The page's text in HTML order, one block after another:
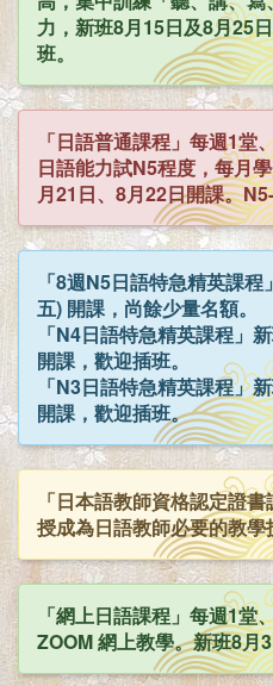
力，新班8月15日及8月25
班。
「日語普通課程」每週1堂
日語能力試N5程度，每月
月21日、8月22日開課。
「8週N5日語特急精英課程
五) 開課，尚餘少量名額。
「N4日語特急精英課程」
開課，歡迎插班。
「N3日語特急精英課程」
開課，歡迎插班。
「日本語教師資格認定證
授成為日語教師必要的教
「網上日語課程」每週1堂
ZOOM 網上教學。新班8月